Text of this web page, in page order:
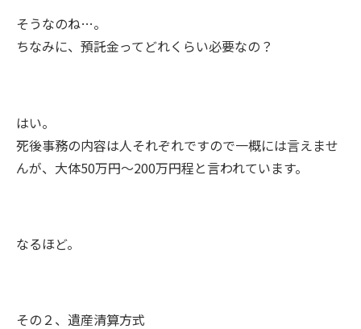
そうなのね…。
ちなみに、預託金ってどれくらい必要なの？
はい。
死後事務の内容は人それぞれですので一概には言えませ
んが、大体50万円〜200万円程と言われています。
なるほど。
その２、遺産清算方式